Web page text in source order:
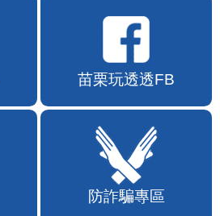
苗栗玩透透FB
防詐騙專區